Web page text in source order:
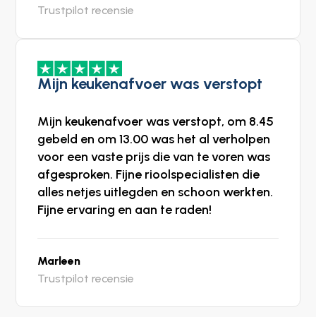
Trustpilot recensie
Mijn keukenafvoer was verstopt
Mijn keukenafvoer was verstopt, om 8.45
gebeld en om 13.00 was het al verholpen
voor een vaste prijs die van te voren was
afgesproken. Fijne rioolspecialisten die
alles netjes uitlegden en schoon werkten.
Fijne ervaring en aan te raden!
Marleen
Trustpilot recensie